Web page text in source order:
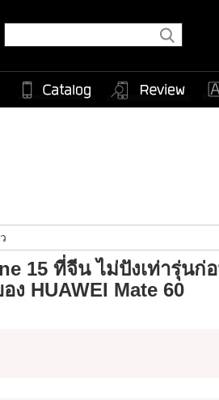
15 ที่จีน ไม่ปังเท่ารุ่นก่อ
ง HUAWEI Mate 60